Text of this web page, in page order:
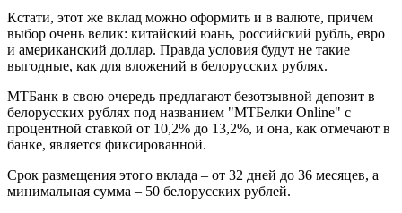
Кстати, этот же вклад можно оформить и в валюте, причем
выбор очень велик: китайский юань, российский рубль, евро
и американский доллар. Правда условия будут не такие
выгодные, как для вложений в белорусских рублях.
МТБанк в свою очередь предлагают безотзывной депозит в
белорусских рублях под названием "МТБелки Online" с
процентной ставкой от 10,2% до 13,2%, и она, как отмечают в
банке, является фиксированной.
Срок размещения этого вклада – от 32 дней до 36 месяцев, а
минимальная сумма – 50 белорусских рублей.